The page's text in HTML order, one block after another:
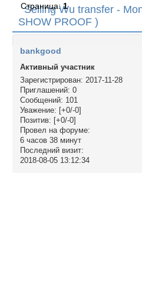
Selling Wu transfer -
SHOW PROOF )
Страница:1
bankgood
Активный участник
Зарегистрирован: 2017-11-28
Приглашений: 0
Сообщений: 101
Уважение: [+0/-0]
Позитив: [+0/-0]
Провел на форуме:
6 часов 38 минут
Последний визит:
2018-08-05 13:12:34